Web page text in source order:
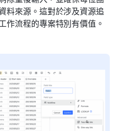
料來源。這對於涉及資源追
作流程的專案特別有價值。